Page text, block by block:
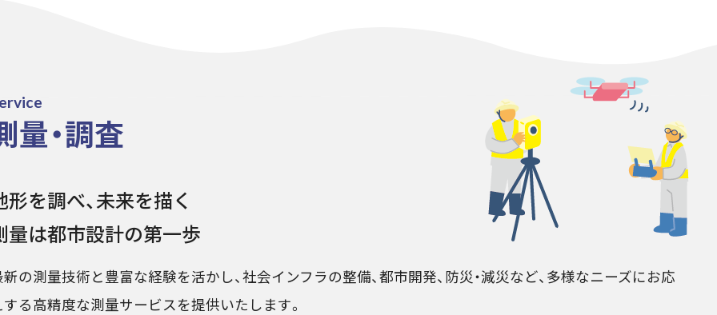
量・調査
形を調べ、未来を描く
量は都市設計の第一歩
新の測量技術と豊富な経験を活かし、社会インフラの整備、都市開発、防災・減災など、多様なニーズにお応
する高精度な測量サービスを提供いたします。